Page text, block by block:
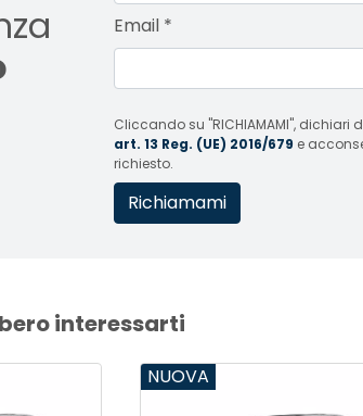
Email *
Cliccando su "RICHIAMAMI", dichiari
art. 13 Reg. (UE) 2016/679 e
richiesto.
interessarti
NUOVA